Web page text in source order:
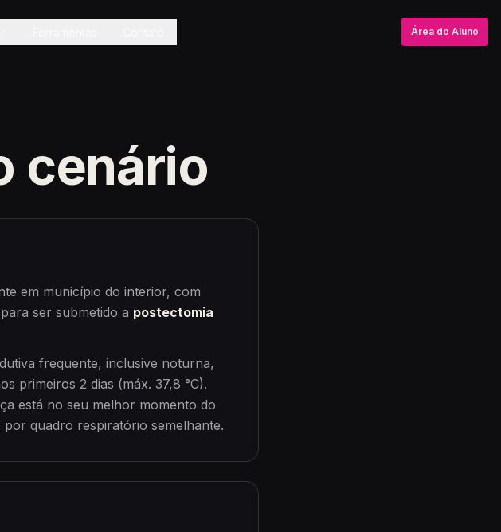
Área do Aluno
cenário
em município do interior, com
ser submetido a postectomia
frequente, inclusive noturna,
primeiros 2 dias (máx. 37,8 °C).
está no seu melhor momento do
quadro respiratório semelhante.